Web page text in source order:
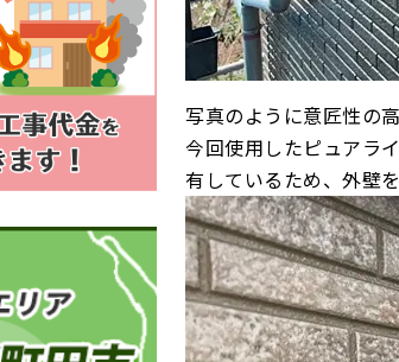
写真のように意匠性の
今回使用したピュアラ
有しているため、外壁